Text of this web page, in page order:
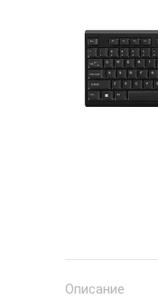
Описание